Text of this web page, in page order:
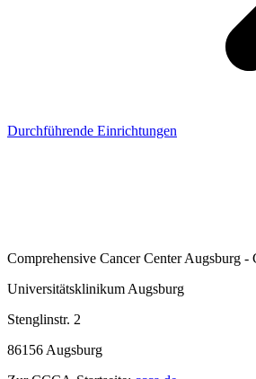
Durchführende Einrichtungen
Comprehensive Cancer Center Augsburg -
Universitätsklinikum Augsburg
Stenglinstr. 2
86156 Augsburg